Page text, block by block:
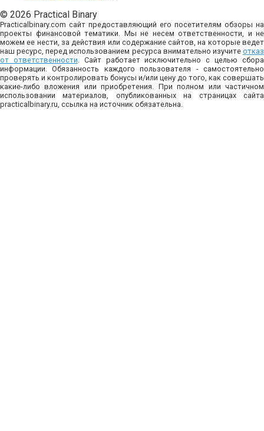
© 2026 Practical Binary
Practicalbinary.com сайт предоставляющий его посетителям обзоры на
проекты финансовой тематики. Мы не несем ответственности, и не
можем ее нести, за действия или содержание сайтов, на которые ведет
наш ресурс, перед использованием ресурса внимательно изучите отказ
от ответственности . Сайт работает исключительно с целью сбора
информации. Обязанность каждого пользователя - самостоятельно
проверять и контролировать бонусы и/или цену до того, как совершать
какие-либо вложения или приобретения. При полном или частичном
использовании материалов, опубликованных на страницах сайта
practicalbinary.ru, ссылка на источник обязательна.